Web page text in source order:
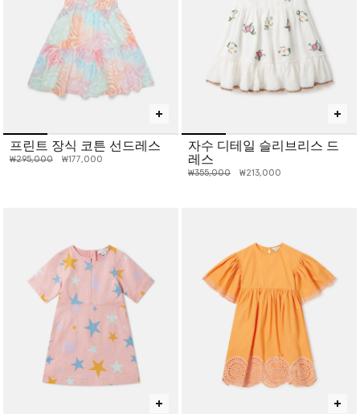
프린트 장식 코튼 선드레스
인하 전 가격:
₩295,000인하된 가격:
₩177,000
자수 디테일 슬리브리스 드
레스
인하 전 가격:
₩355,000인하된 가격:
₩213,000